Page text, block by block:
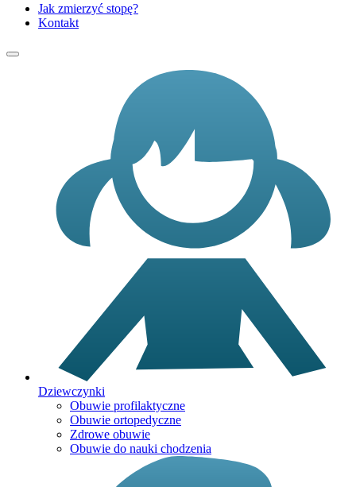
Jak zmierzyć stopę?
Kontakt
Dziewczynki
Obuwie profilaktyczne
Obuwie ortopedyczne
Zdrowe obuwie
Obuwie do nauki chodzenia